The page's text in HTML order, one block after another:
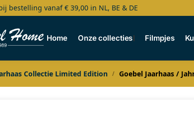
bestelling vanaf € 39,00 in NL, BE & DE
Home Onze collecties Filmpjes
Collectie Limited Edition / Goebel Jaarhaas /